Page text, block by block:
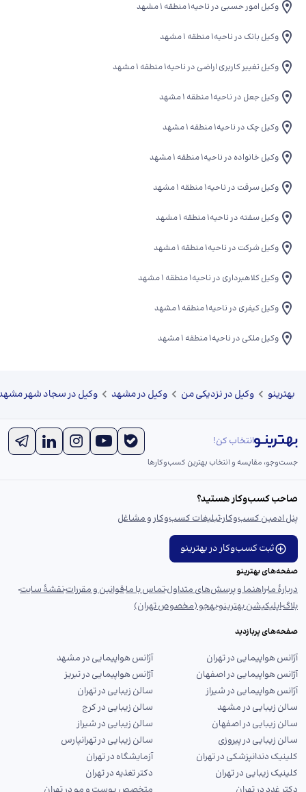
وکیل امور حسبی در ناحیه۱ منطقه ۱ مشهد
وکیل بانک در ناحیه۱ منطقه ۱ مشهد
وکیل تغییر کاربری اراضی در ناحیه۱ منطقه ۱ مشهد
وکیل جعل در ناحیه۱ منطقه ۱ مشهد
وکیل چک در ناحیه۱ منطقه ۱ مشهد
وکیل خانواده در ناحیه۱ منطقه ۱ مشهد
وکیل سرقت در ناحیه۱ منطقه ۱ مشهد
وکیل سفته در ناحیه۱ منطقه ۱ مشهد
وکیل شرکت در ناحیه۱ منطقه ۱ مشهد
وکیل کلاهبرداری در ناحیه۱ منطقه ۱ مشهد
وکیل کیفری در ناحیه۱ منطقه ۱ مشهد
وکیل ملکی در ناحیه۱ منطقه ۱ مشهد
بهترینو وکیل در نزدیکی من وکیل در مشهد وکیل در سجاد شهر
انتخاب کن!
جست‌و‌جو، مقایسه و انتخاب بهترین کسب‌وکارها
صاحب کسب‌وکار هستید؟
پنل ادمین کسب‌وکارتبلیغات کسب‌وکار و مشاغل
ثبت کسب‌وکار در بهترینو
صفحه‌های بهترینو
دربارهٔ ماراهنما و پرسش‌های متداولتماس با ماقوانین و مقرراتنقشهٔ سایت
بلاگاپلیکیشن بهترینوبهجو (مخصوص تهران)
صفحه‌های پربازدید
آژانس هواپیمایی در تهران
آژانس هواپیمایی در مشهد
آژانس هواپیمایی در اصفهان
آژانس هواپیمایی در تبریز
آژانس هواپیمایی در شیراز
سالن زیبایی در تهران
سالن زیبایی در مشهد
سالن زیبایی در کرج
سالن زیبایی در اصفهان
سالن زیبایی در شیراز
سالن زیبایی در پیروزی
سالن زیبایی در تهرانپارس
کلینیک دندانپزشکی در تهران
آزمایشگاه در تهران
کلینیک زیبایی در تهران
دکتر تغذیه در تهران